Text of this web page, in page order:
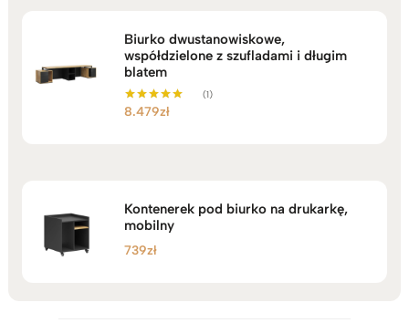
Biurko dwustanowiskowe,
współdzielone z szufladami i długim
blatem
Oceniono
(1)
8.479zł
Kontenerek pod biurko na drukarkę,
mobilny
739zł